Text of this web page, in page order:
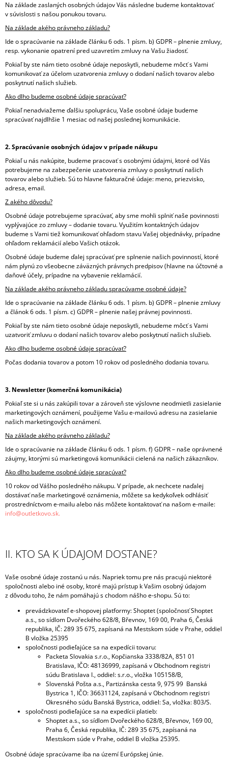
Na základe zaslaných osobných údajov Vás následne budeme kontaktovať
v súvislosti s našou ponukou tovaru.
Na základe akého právneho základu?
Ide o spracúvanie na základe článku 6 ods. 1 písm. b) GDPR – plnenie zmluvy,
resp. vykonanie opatrení pred uzavretím zmluvy na Vašu žiadosť.
Pokiaľ by ste nám tieto osobné údaje neposkytli, nebudeme môcť s Vami
komunikovať za účelom uzatvorenia zmluvy o dodaní našich tovarov alebo
poskytnutí našich služieb.
Ako dlho budeme osobné údaje spracúvať?
Pokiaľ nenadviažeme ďalšiu spoluprácu, Vaše osobné údaje budeme
spracúvať najdlhšie 1 mesiac od našej poslednej komunikácie.
2. Spracúvanie osobných údajov v prípade nákupu
Pokiaľ u nás nakúpite, budeme pracovať s osobnými údajmi, ktoré od Vás
potrebujeme na zabezpečenie uzatvorenia zmluvy o poskytnutí našich
tovarov alebo služieb. Sú to hlavne fakturačné údaje: meno, priezvisko,
adresa, email.
Z akého dôvodu?
Osobné údaje potrebujeme spracúvať, aby sme mohli splniť naše povinnosti
vyplývajúce zo zmluvy – dodanie tovaru. Využitím kontaktných údajov
budeme s Vami tiež komunikovať ohľadom stavu Vašej objednávky, prípadne
ohľadom reklamácií alebo Vašich otázok.
Osobné údaje budeme ďalej spracúvať pre splnenie našich povinností, ktoré
nám plynú zo všeobecne záväzných právnych predpisov (hlavne na účtovné a
daňové účely, prípadne na vybavenie reklamácií.
Na základe akého právneho základu spracúvame osobné údaje?
Ide o spracúvanie na základe článku 6 ods. 1 písm. b) GDPR – plnenie zmluvy
a článok 6 ods. 1 písm. c) GDPR – plnenie našej právnej povinnosti.
Pokiaľ by ste nám tieto osobné údaje neposkytli, nebudeme môcť s Vami
uzatvoriť zmluvu o dodaní našich tovarov alebo poskytnutí našich služieb.
Ako dlho budeme osobné údaje spracúvať?
Počas dodania tovarov a potom 10 rokov od posledného dodania tovaru.
3. Newsletter (komerčná komunikácia)
Pokiaľ ste si u nás zakúpili tovar a zároveň ste výslovne neodmietli zasielanie
marketingových oznámení, použijeme Vašu e-mailovú adresu na zasielanie
našich marketingových oznámení.
Na základe akého právneho základu?
Ide o spracúvanie na základe článku 6 ods. 1 písm. f) GDPR – naše oprávnené
záujmy, ktorými sú marketingová komunikácii cielená na našich zákazníkov.
Ako dlho budeme osobné údaje spracúvať?
10 rokov od Vášho posledného nákupu. V prípade, ak nechcete naďalej
dostávať naše marketingové oznámenia, môžete sa kedykoľvek odhlásiť
prostredníctvom e-mailu alebo nás môžete kontaktovať na našom e-maile:
info@outletkovo.sk.
II. KTO SA K ÚDAJOM DOSTANE?
Vaše osobné údaje zostanú u nás. Napriek tomu pre nás pracujú niektoré
spoločnosti alebo iné osoby, ktoré majú prístup k Vašim osobný údajom
z dôvodu toho, že nám pomáhajú s chodom nášho e-shopu. Sú to:
prevádzkovateľ e-shopovej platformy: Shoptet (spoločnosť Shoptet
a.s., so sídlom Dvořeckého 628/8, Břevnov, 169 00, Praha 6, Česká
republika, IČ: 289 35 675, zapísaná na Mestskom súde v Prahe, oddiel
B vložka 25395
spoločnosti podieľajúce sa na expedícii tovaru:
Packeta Slovakia s.r.o., Kopčianska 3338/82A, 851 01
Bratislava, IČO: 48136999, zapísaná v Obchodnom registri
súdu Bratislava I., oddiel: s.r.o., vložka 105158/B,
Slovenská Pošta a.s., Partizánska cesta 9, 975 99 Banská
Bystrica 1, IČO: 36631124, zapísaná v Obchodnom registri
Okresného súdu Banská Bystrica, oddiel: Sa, vložka: 803/S.
spoločnosti podieľajúce sa na expedícii platieb:
Shoptet a.s., so sídlom Dvořeckého 628/8, Břevnov, 169 00,
Praha 6, Česká republika, IČ: 289 35 675, zapísaná na
Mestskom súde v Prahe, oddiel B vložka 25395.
Osobné údaje spracúvame iba na území Európskej únie.
O
D
P
O
R
Ú
Č
A
M
E
TEPLÁKOVÁ
HNEDÁ
€9,95